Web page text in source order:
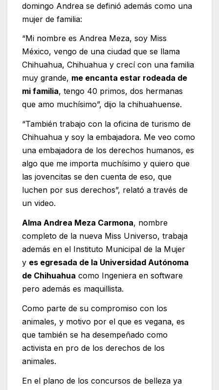
domingo Andrea se definió además como una
mujer de familia:
“Mi nombre es Andrea Meza, soy Miss
México, vengo de una ciudad que se llama
Chihuahua, Chihuahua y crecí con una familia
muy grande, me encanta estar rodeada de
mi familia, tengo 40 primos, dos hermanas
que amo muchísimo”, dijo la chihuahuense.
“También trabajo con la oficina de turismo de
Chihuahua y soy la embajadora. Me veo como
una embajadora de los derechos humanos, es
algo que me importa muchísimo y quiero que
las jovencitas se den cuenta de eso, que
luchen por sus derechos”, relató a través de
un video.
Alma Andrea Meza Carmona, nombre
completo de la nueva Miss Universo, trabaja
además en el Instituto Municipal de la Mujer
y es egresada de la Universidad Autónoma
de Chihuahua como Ingeniera en software
pero además es maquillista.
Como parte de su compromiso con los
animales, y motivo por el que es vegana, es
que también se ha desempeñado como
activista en pro de los derechos de los
animales.
En el plano de los concursos de belleza ya